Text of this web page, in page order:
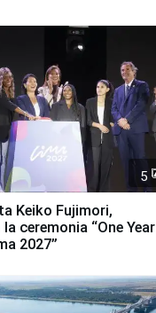
5
Keiko Fujimori,
ceremonia “One Year
2027”